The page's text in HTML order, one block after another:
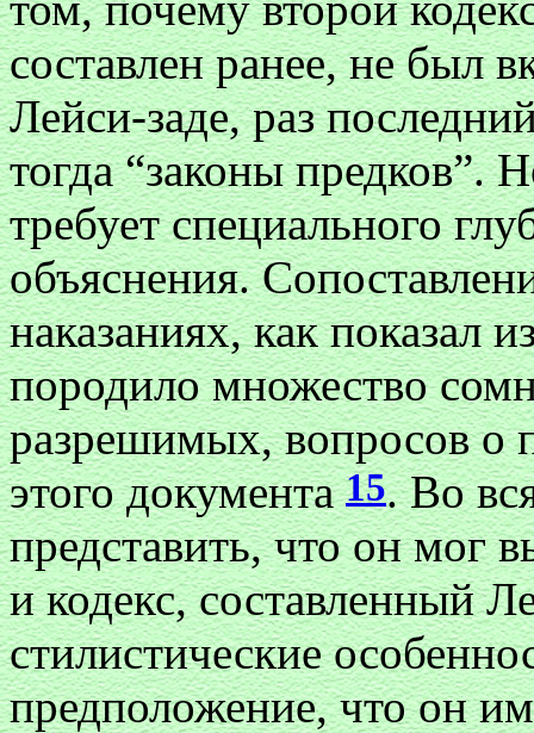
составлен ранее, не был
Лейси-заде, раз
тогда “законы предков”.
требует специального
объяснения.
наказаниях, как показал
породило множество
разрешимых, вопросов о
этого документа15. Во
представить, что он мог
и кодекс, составленный
стилистические
предположение, что он